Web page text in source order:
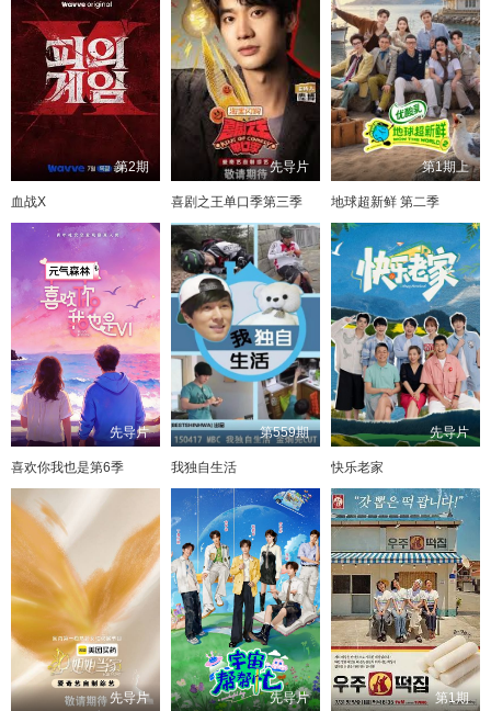
第2期
血战X
先导片
喜剧之王单口季第三季
第1期上
地球超新鲜 第二季
先导片
喜欢你我也是第6季
第559期
我独自生活
先导片
快乐老家
先导片 先导片 第1期